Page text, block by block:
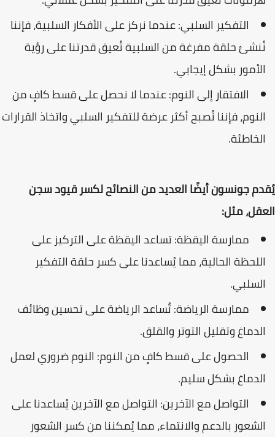
التفكير السلبي: عندما نركز على الأفكار السلبية، فإننا
نُنشئ حلقة مفرغة من السلبية تُعيق قدرتنا على رؤية
الأمور بشكل إيجابي.
الافتقار إلى النوم: عندما لا نحصل على قسط كافٍ من
النوم، فإننا نُصبح أكثر عرضة للتفكير السلبي واتخاذ القرارات
الخاطئة.
يُقدم جونسون أيضًا العديد من النصائح لكسر قيود سجن
العقل، مثل:
ممارسة اليقظة: تساعد اليقظة على التركيز على
اللحظة الحالية، مما يُساعدنا على كسر حلقة التفكير
السلبي.
ممارسة الرياضة: تُساعد الرياضة على تحسين وظائف
الدماغ وتقليل التوتر والقلق.
الحصول على قسط كافٍ من النوم: النوم ضروري لعمل
الدماغ بشكل سليم.
التواصل مع الآخرين: التواصل مع الآخرين يُساعدنا على
الشعور بالدعم والانتماء، مما يُمكننا من كسر الشعور